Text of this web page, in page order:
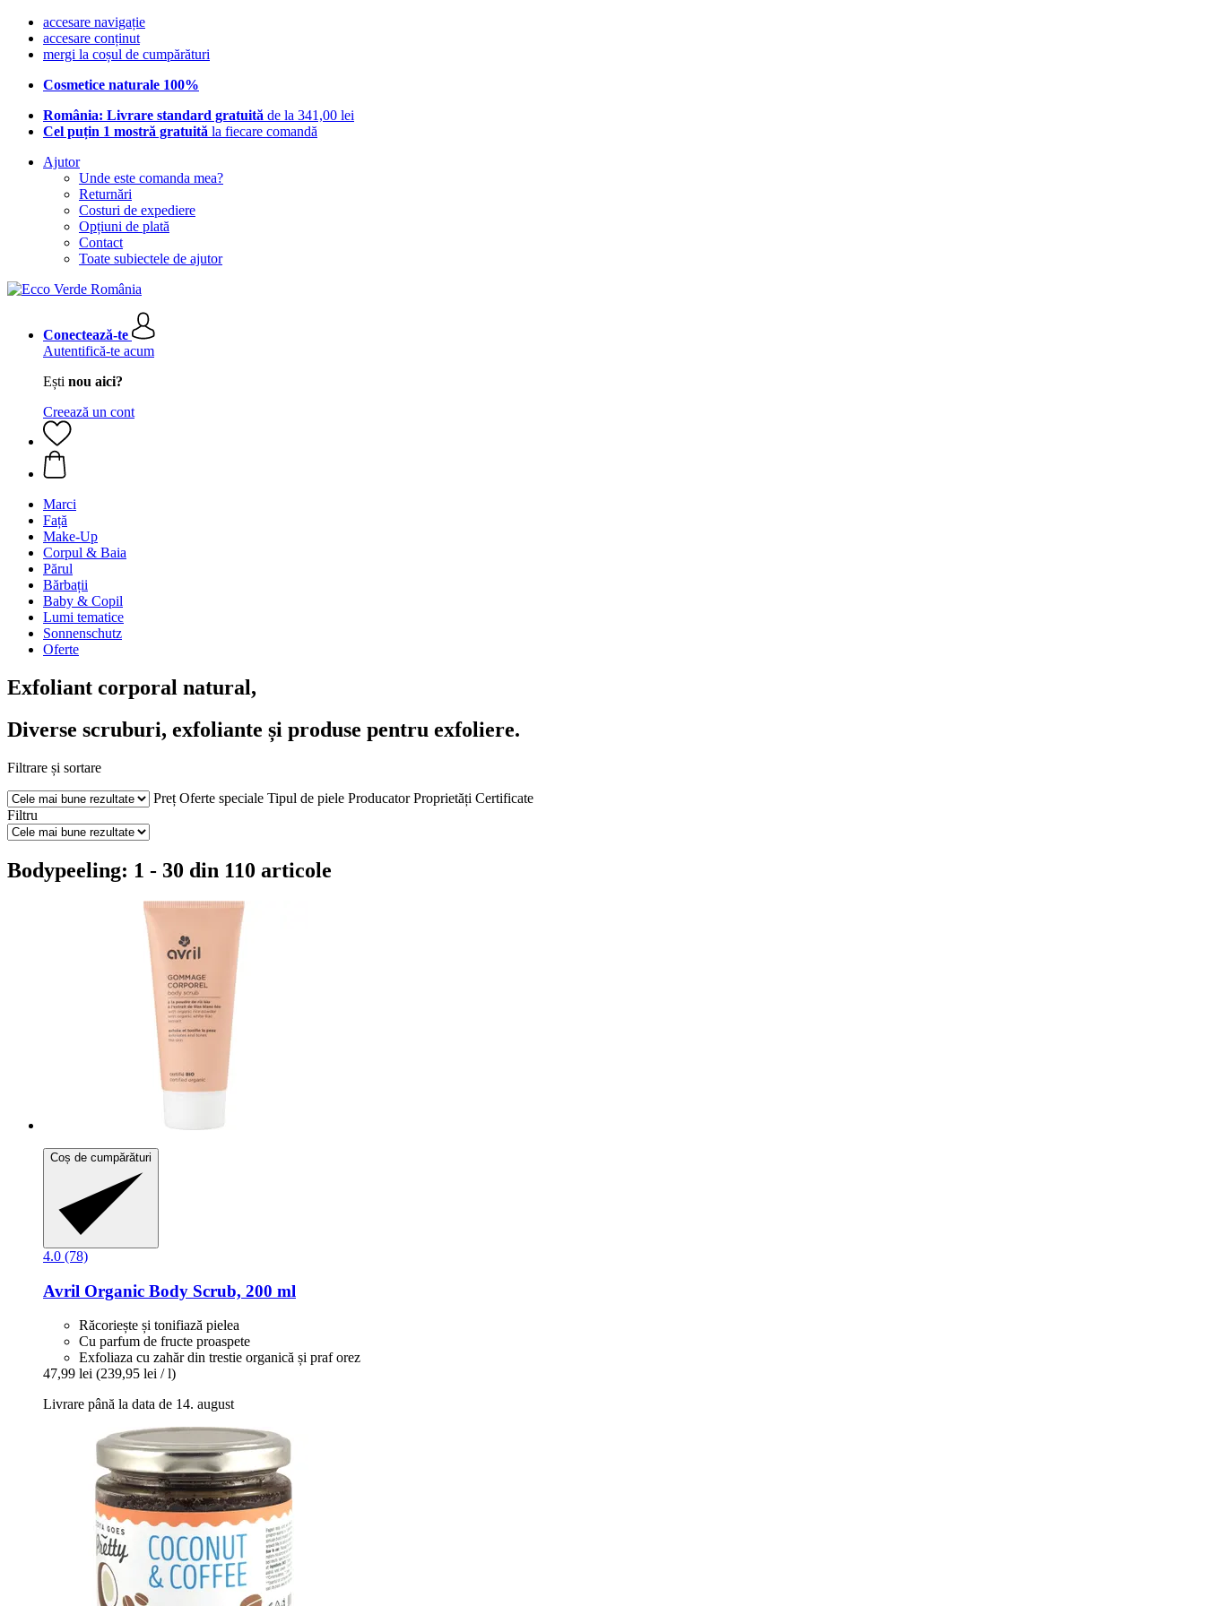
accesare navigație
accesare conținut
mergi la coșul de cumpărături
Cosmetice naturale 100%
România: Livrare standard gratuită de la 341,00 lei
Cel puțin 1 mostră gratuită la fiecare comandă
Ajutor
Unde este comanda mea?
Returnări
Costuri de expediere
Opțiuni de plată
Contact
Toate subiectele de ajutor
Conectează-te
Autentifică-te acum
Ești nou aici?
Creează un cont
Marci
Față
Make-Up
Corpul & Baia
Părul
Bărbații
Baby & Copil
Lumi tematice
Sonnenschutz
Oferte
Exfoliant corporal natural,
Diverse scruburi, exfoliante și produse pentru exfoliere.
Filtrare și sortare
Preț Oferte speciale Tipul de piele Producator Proprietăți Certificate
Filtru
Bodypeeling: 1 - 30 din 110 articole
Coș de cumpărături
4.0 (78)
Avril Organic Body Scrub, 200 ml
Răcoriește și tonifiază pielea
Cu parfum de fructe proaspete
Exfoliaza cu zahăr din trestie organică și praf orez
47,99 lei (239,95 lei / l)
Livrare până la data de 14. august